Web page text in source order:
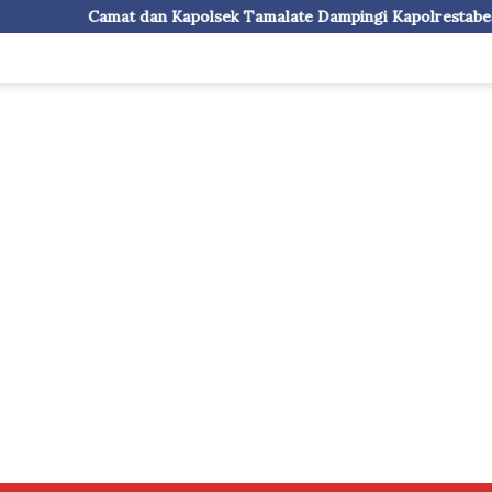
Tamalate Dampingi Kapolrestabes Makassar Serahkan